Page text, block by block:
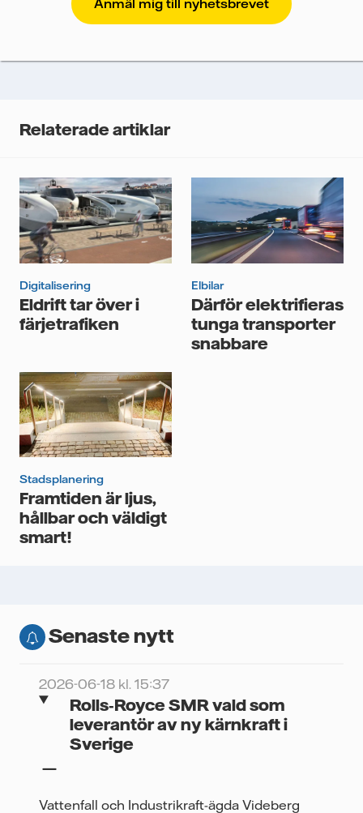
att Vattenfalls storföretagsförsäljning ska kunna
skicka nyhetsbrevet till dig, behöver vi dina uppgifter.
analysera deras prestanda, inklusive
tredje part, och du kan när som helst återkalla ditt
personuppgifter.
Jag samtycker till att Vattenfall behandlar mina
personuppgifter för att kunna skicka mig
nyhetsbrevet.*
Relaterade artiklar
Digitalisering
Eldrift tar över i
färjetrafiken
Elbilar
Därför elektrifieras
tunga transporter
snabbare
Stadsplanering
Framtiden är ljus,
hållbar och väldigt
smart!
Senaste nytt
2026-06-18 kl. 15:37
Rolls‑Royce SMR vald som
leverantör av ny kärnkraft i
Sverige
Vattenfall och Industrikraft-ägda Videberg